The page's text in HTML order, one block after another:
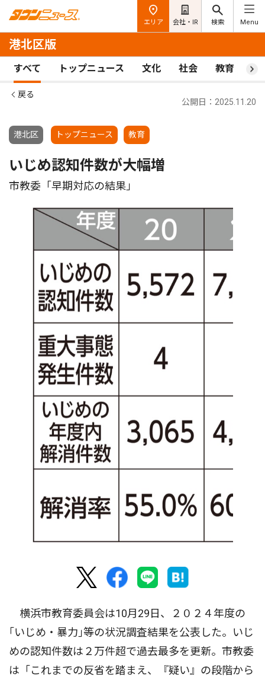
エリア 会社・IR 検索 Menu
港北区版
すべて トップニュース 文化 社会 教育 ス
戻る
港北区 トップニュース 教育
公開日：2025.11.20
いじめ認知件数が大幅増
市教委「早期対応の結果」
横浜市教育委員会は10月29日、２０２４年度の
｢いじめ・暴力｣等の状況調査結果を公表した。いじ
めの認知件数は２万件超で過去最多を更新。市教委
は「これまでの反省を踏まえ、『疑い』の段階から